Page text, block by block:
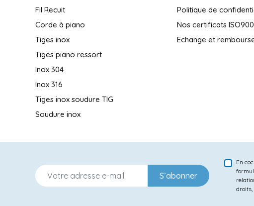
Fil Recuit
Corde à piano
Tiges inox
Tiges piano ressort
Inox 304
Inox 316
Tiges inox soudure TIG
Soudure inox
Politique de
Nos certificats
Echange et
S’abonner
En
droits,